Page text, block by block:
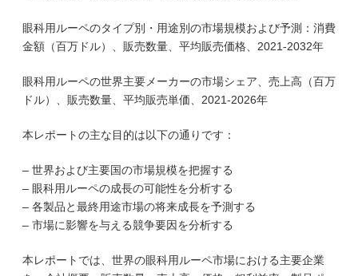
眼科用ルーペのタイプ別・用途別の市場規模および予測：消費
金額（百万ドル）、販売数量、平均販売価格、2021-2032年
眼科用ルーペの世界主要メーカーの市場シェア、売上高（百万
ドル）、販売数量、平均販売単価、2021-2026年
本レポートの主な目的は以下の通りです：
– 世界および主要国の市場規模を把握する
– 眼科用ルーペの成長の可能性を分析する
– 各製品と最終用途市場の将来成長を予測する
– 市場に影響を与える競争要因を分析する
本レポートでは、世界の眼科用ルーペ市場における主要企業